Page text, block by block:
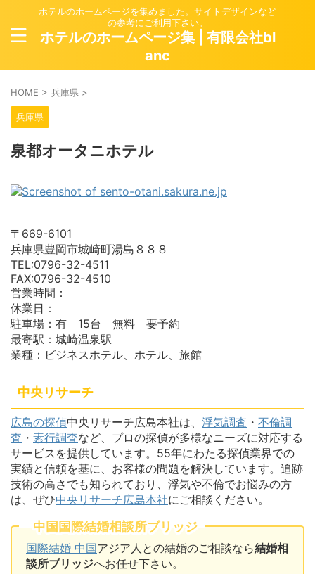
ホテルのホームページを集めました。サイトデザインなど
の参考にご利用下さい。
ホテルのホームページ集 | 有限会社bl
anc
HOME > 兵庫県 >
兵庫県
泉都オータニホテル
〒669-6101
兵庫県豊岡市城崎町湯島８８８
TEL:0796-32-4511
FAX:0796-32-4510
営業時間：
休業日：
駐車場：有 15台 無料 要予約
最寄駅：城崎温泉駅
業種：ビジネスホテル、ホテル、旅館
中央リサーチ
広島の探偵中央リサーチ広島本社は、 浮気調査 ・ 不倫調
査 ・ 素行調査など、プロの探偵が多様なニーズに対応する
サービスを提供しています。55年にわたる探偵業界での
実績と信頼を基に、お客様の問題を解決しています。追跡
技術の高さでも知られており、浮気や不倫でお悩みの方
は、ぜひ中央リサーチ広島本社にご相談ください。
中国国際結婚相談所ブリッジ
国際結婚 中国アジア人との結婚のご相談なら結婚相
談所ブリッジへお任せ下さい。